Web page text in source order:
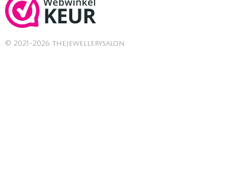
© 2021-2026 thejewellerysalon.